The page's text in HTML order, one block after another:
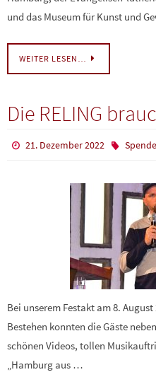
und das Museum für Kunst und
WEITER LESEN…
Die RELING
21. Dezember 2022
Bei unserem Festakt am 8.
Bestehen konnten die Gäste
schönen Videos, tollen
„Hamburg aus …